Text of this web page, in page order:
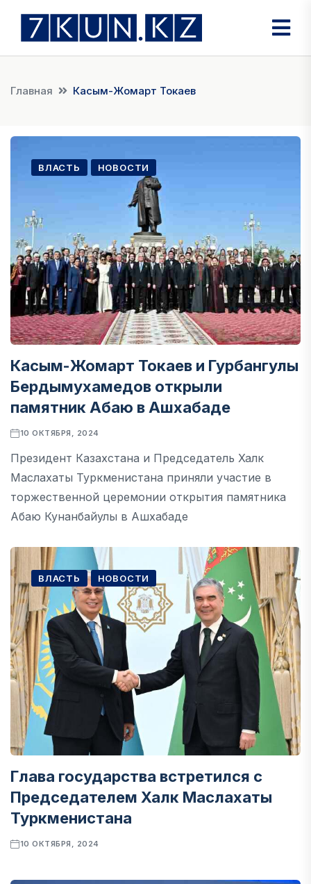
Главная Касым-Жомарт Токаев
ВЛАСТЬ НОВОСТИ
Касым-Жомарт Токаев и Гурбангулы
Бердымухамедов открыли
памятник Абаю в Ашхабаде
10 ОКТЯБРЯ, 2024
Президент Казахстана и Председатель Халк
Маслахаты Туркменистана приняли участие в
торжественной церемонии открытия памятника
Абаю Кунанбайулы в Ашхабаде
ВЛАСТЬ НОВОСТИ
Глава государства встретился с
Председателем Халк Маслахаты
Туркменистана
10 ОКТЯБРЯ, 2024